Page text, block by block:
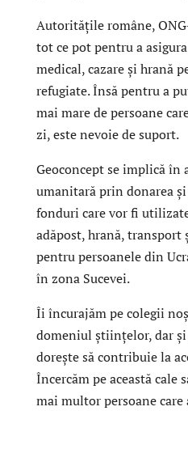
Autoritățile române,
tot ce pot pentru a
medical, cazare și hrană
refugiate. Însă pentru a
mai mare de persoane
zi, este nevoie de suport.
Geoconcept se implică în
umanitară prin donarea
fonduri care vor fi
adăpost, hrană, transport
pentru persoanele din
în zona Sucevei.
Îi încurajăm pe colegii
domeniul științelor, dar
dorește să contribuie la
Încercăm pe această cale
mai multor persoane